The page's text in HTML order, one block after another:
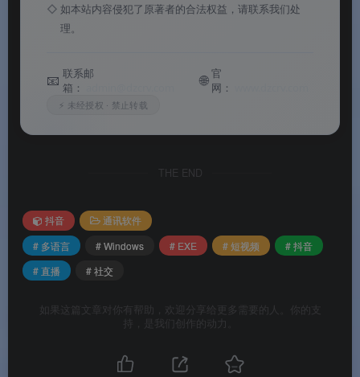
👥好友与群聊管理：查看抖音好友在线状态，添
加新朋友，创建群聊，设置好友置顶与消息免打
🎬短视频便捷分享
：聊天中直接粘贴抖音视频链
动场景一键发送，支持自定义键盘快捷键。
🌙
深色模式与沉浸体验
护眼睛，适配夜间使用场景；支持会话搜索、标记
未读、批量管理等操作。
✨ 软件特色
◇ 如本站内容侵犯了原著者的合法权益，请联系我们处
理。
📧 联系邮
箱：
🌐官
网：
⚡ 未经授权 · 禁止转载
THE END
抖音
通讯软件
# 多语言
# Windows # EXE # 短视频
# 抖音
# 直播
# 社交
如果这篇文章对你有帮助，欢迎分享给更多需要的人。你的支
持，是我们创作的动力。